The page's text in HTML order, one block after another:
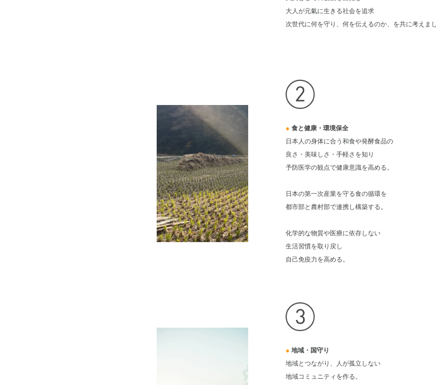
大人が元氣に生きる社会を追求
次世代に何を守り、何を伝えるのか、を共に考えま
● 食と健康・環境保全
日本人の身体に合う和食や発酵食品の
良さ・美味しさ・手軽さを知り
予防医学の観点で健康意識を高める。
日本の第一次産業を守る食の循環を
都市部と農村部で連携し構築する。
化学的な物質や医療に依存しない
生活習慣を取り戻し
自己免疫力を高める。
● 地域・国守り
地域とつながり、人が孤立しない
地域コミュニティを作る。